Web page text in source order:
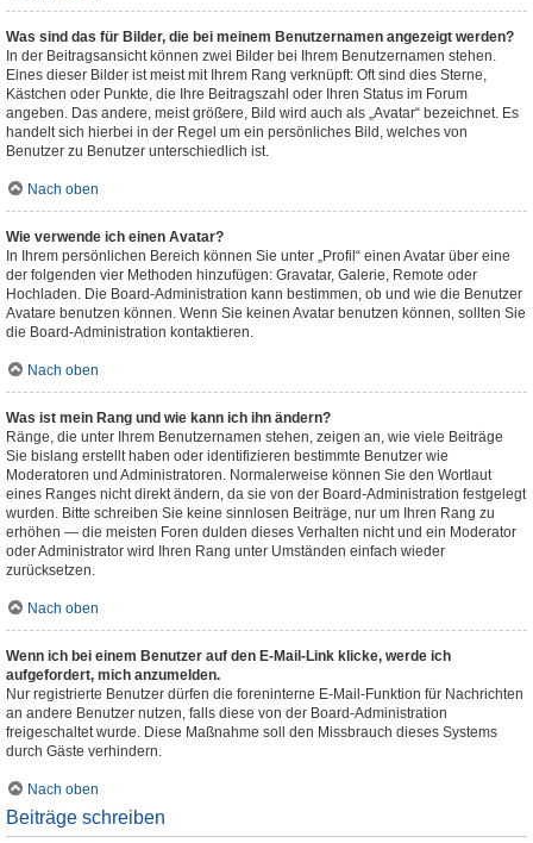
Was sind das für Bilder, die bei meinem Benutzernamen angezeigt werden?
In der Beitragsansicht können zwei Bilder bei Ihrem Benutzernamen stehen.
Eines dieser Bilder ist meist mit Ihrem Rang verknüpft: Oft sind dies Sterne,
Kästchen oder Punkte, die Ihre Beitragszahl oder Ihren Status im Forum
angeben. Das andere, meist größere, Bild wird auch als „Avatar“ bezeichnet. Es
handelt sich hierbei in der Regel um ein persönliches Bild, welches von
Benutzer zu Benutzer unterschiedlich ist.
Nach oben
Wie verwende ich einen Avatar?
In Ihrem persönlichen Bereich können Sie unter „Profil“ einen Avatar über eine
der folgenden vier Methoden hinzufügen: Gravatar, Galerie, Remote oder
Hochladen. Die Board-Administration kann bestimmen, ob und wie die Benutzer
Avatare benutzen können. Wenn Sie keinen Avatar benutzen können, sollten Sie
die Board-Administration kontaktieren.
Nach oben
Was ist mein Rang und wie kann ich ihn ändern?
Ränge, die unter Ihrem Benutzernamen stehen, zeigen an, wie viele Beiträge
Sie bislang erstellt haben oder identifizieren bestimmte Benutzer wie
Moderatoren und Administratoren. Normalerweise können Sie den Wortlaut
eines Ranges nicht direkt ändern, da sie von der Board-Administration festgelegt
wurden. Bitte schreiben Sie keine sinnlosen Beiträge, nur um Ihren Rang zu
erhöhen — die meisten Foren dulden dieses Verhalten nicht und ein Moderator
oder Administrator wird Ihren Rang unter Umständen einfach wieder
zurücksetzen.
Nach oben
Wenn ich bei einem Benutzer auf den E-Mail-Link klicke, werde ich
aufgefordert, mich anzumelden.
Nur registrierte Benutzer dürfen die foreninterne E-Mail-Funktion für Nachrichten
an andere Benutzer nutzen, falls diese von der Board-Administration
freigeschaltet wurde. Diese Maßnahme soll den Missbrauch dieses Systems
durch Gäste verhindern.
Nach oben
Beiträge schreiben